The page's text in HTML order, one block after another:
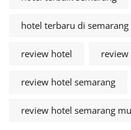
hotel terbaru di semarang
review hotel
review hotel semarang
review hotel semarang